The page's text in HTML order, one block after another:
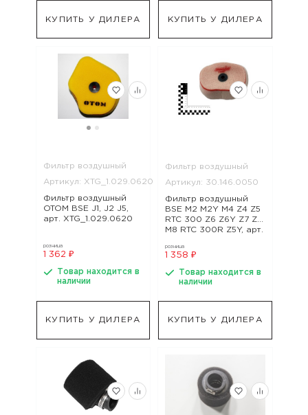
КУПИТЬ У ДИЛЕРА КУПИТЬ У ДИЛЕРА
Фильтр воздушный
Артикул: XTG_1.029.0620
Фильтр воздушный
OTOM BSE J1, J2 J5,
арт. XTG_1.029.0620
розница
1 362 ₽
Товар находится в
наличии
КУПИТЬ У ДИЛЕРА
Фильтр воздушный
Артикул: 30.146.0050
Фильтр воздушный
BSE M2 M2Y M4 Z4 Z5
RTC 300 Z6 Z6Y Z7 Z11
M8 RTC 300R Z5Y, арт.
розница
1 358 ₽
Товар находится в
наличии
КУПИТЬ У ДИЛЕРА